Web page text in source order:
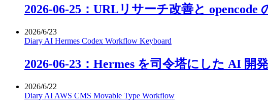
2026-06-25：URLリサーチ改善と opencode
2026/6/23
Diary AI Hermes Codex Workflow Keyboard
2026-06-23：Hermes を司令塔にした AI 開
2026/6/22
Diary AI AWS CMS Movable Type Workflow